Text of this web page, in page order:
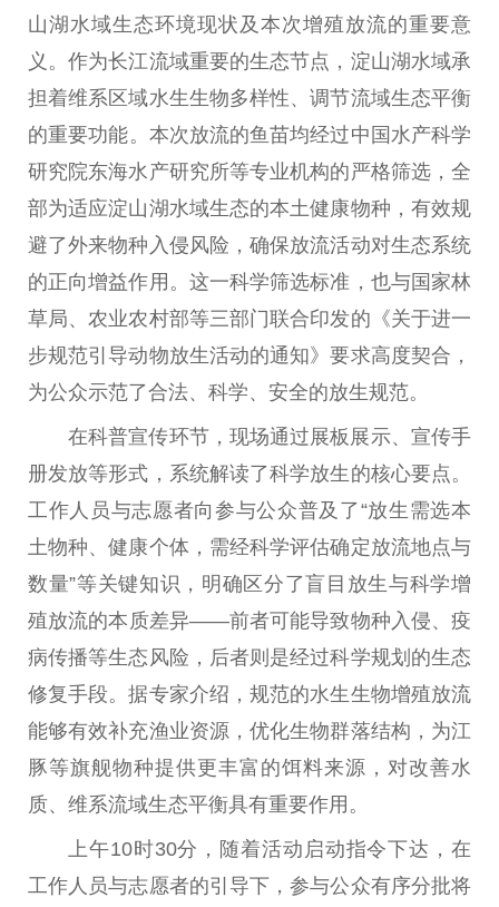
山湖水域生态环境现状及本次增殖放流的重要意
义。作为长江流域重要的生态节点，淀山湖水域承
担着维系区域水生生物多样性、调节流域生态平衡
的重要功能。本次放流的鱼苗均经过中国 水产科学
研究院东海水产研究所等专业机构的严格筛选，全
部为适应淀山湖水域生态的本土健康物种，有效规
避了外来物种入侵风险，确保放流活动对生态系统
的正向增益作用。这一科学筛选标准，也与国家林
草局、农业农村部等三部门联合印发的《关于进一
步规范引导动物放生活动的通知》要求高度契合，
为公众示范了合法、科学、安全的放生规范。
在科普宣传环节，现场通过展板展示、宣传手
册发放等形式，系统解读了科学放生的核心要点。
工作人员与志愿者向参与公众普及了“放生需选本
土物种、健康个体，需经科学评估确定放流地点与
数量”等关键知识，明确区分了盲目放生与科学增
殖放流的本质差异——前者可能导致物种入侵、疫
病传播等生态风险，后者则是经过科学规划的生态
修复手段。据专家介绍，规范的水生生物增殖放流
能够有效补充渔业资源，优化生物群落结构，为江
豚等旗舰物种提供更丰富的饵料来源，对改善水
质、维系流域生态平衡具有重要作用。
上午10时30分，随着活动启动指令下达，在
工作人员与志愿者的引导下，参与公众有序分批将